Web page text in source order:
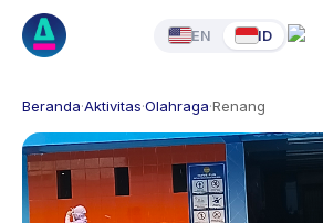
EN ID
Beranda·Aktivitas·Olahraga·Renang